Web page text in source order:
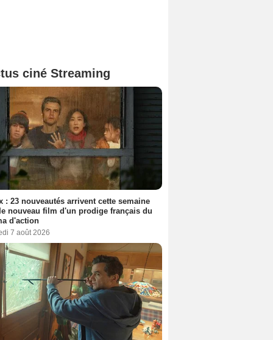
ciné Streaming
: 23 nouveautés arrivent cette semaine
nouveau film d'un prodige français du
d'action
7 août 2026